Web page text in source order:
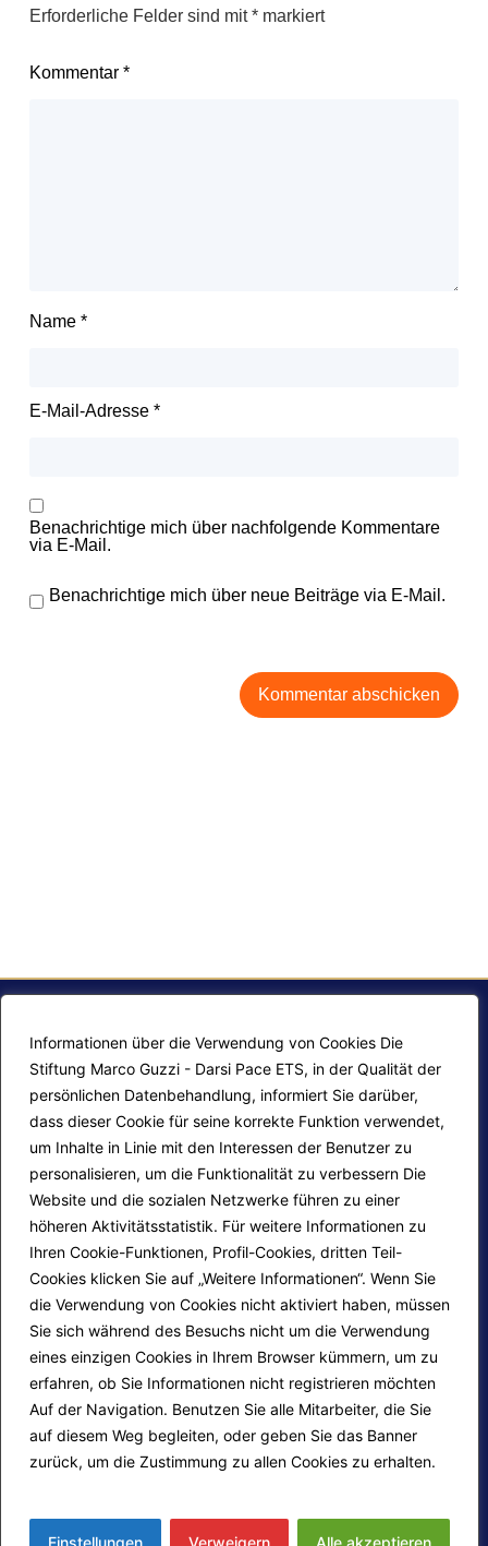
Informationen über die Verwendung von Cookies Die
Stiftung Marco Guzzi - Darsi Pace ETS, in der Qualität der
persönlichen Datenbehandlung, informiert Sie darüber,
dass dieser Cookie für seine korrekte Funktion verwendet,
um Inhalte in Linie mit den Interessen der Benutzer zu
personalisieren, um die Funktionalität zu verbessern Die
Website und die sozialen Netzwerke führen zu einer
höheren Aktivitätsstatistik. Für weitere Informationen zu
Ihren Cookie-Funktionen, Profil-Cookies, dritten Teil-
Cookies klicken Sie auf „Weitere Informationen“. Wenn Sie
die Verwendung von Cookies nicht aktiviert haben, müssen
Sie sich während des Besuchs nicht um die Verwendung
eines einzigen Cookies in Ihrem Browser kümmern, um zu
erfahren, ob Sie Informationen nicht registrieren möchten
Auf der Navigation. Benutzen Sie alle Mitarbeiter, die Sie
auf diesem Weg begleiten, oder geben Sie das Banner
zurück, um die Zustimmung zu allen Cookies zu erhalten.
Einstellungen Verweigern Alle akzeptieren
Erforderliche Felder sind mit*markiert
Kommentar *
Name *
E-Mail-Adresse *
Benachrichtige mich über nachfolgende Kommentare
via E-Mail.
Benachrichtige mich über neue Beiträge via E-Mail.
F.A.Q.
Mappa del sito
Progetti Darsi Pace
Login redattori
Contatti
Calendario corsi
Privacy Policy
Cookie Policy
Seguici su:
. Tutti i diritti sono riservati.